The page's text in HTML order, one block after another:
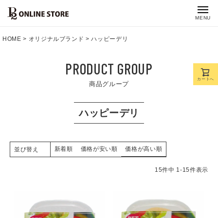
MENU
HOME オリジナルブランド ハッピーデリ
PRODUCT GROUP
商品グループ
ハッピーデリ
並び替え 新着順 価格が安い順 価格が高い順
15件中 1-15件表示
カートへ